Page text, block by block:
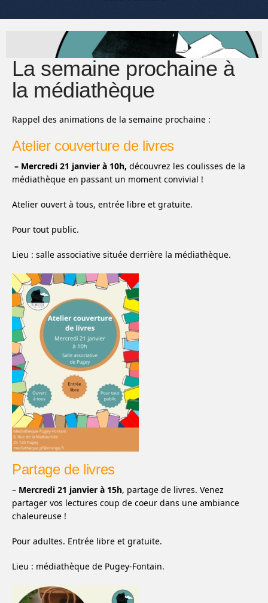
La semaine prochaine à
la médiathèque
Rappel des animations de la semaine prochaine :
Atelier couverture de livres
– Mercredi 21 janvier à 10h, découvrez les coulisses de la
médiathèque en passant un moment convivial !
Atelier ouvert à tous, entrée libre et gratuite.
Pour tout public.
Lieu : salle associative située derrière la médiathèque.
Partage de livres
– Mercredi 21 janvier à 15h, partage de livres. Venez
partager vos lectures coup de coeur dans une ambiance
chaleureuse !
Pour adultes. Entrée libre et gratuite.
Lieu : médiathèque de Pugey-Fontain.